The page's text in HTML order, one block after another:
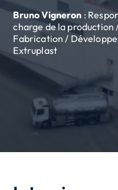
Bruno Vigneron :
charge de la
Fabrication /
Extruplast